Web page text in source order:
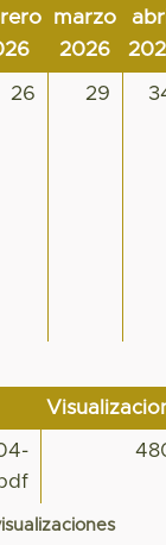
marzo
2026
26 29